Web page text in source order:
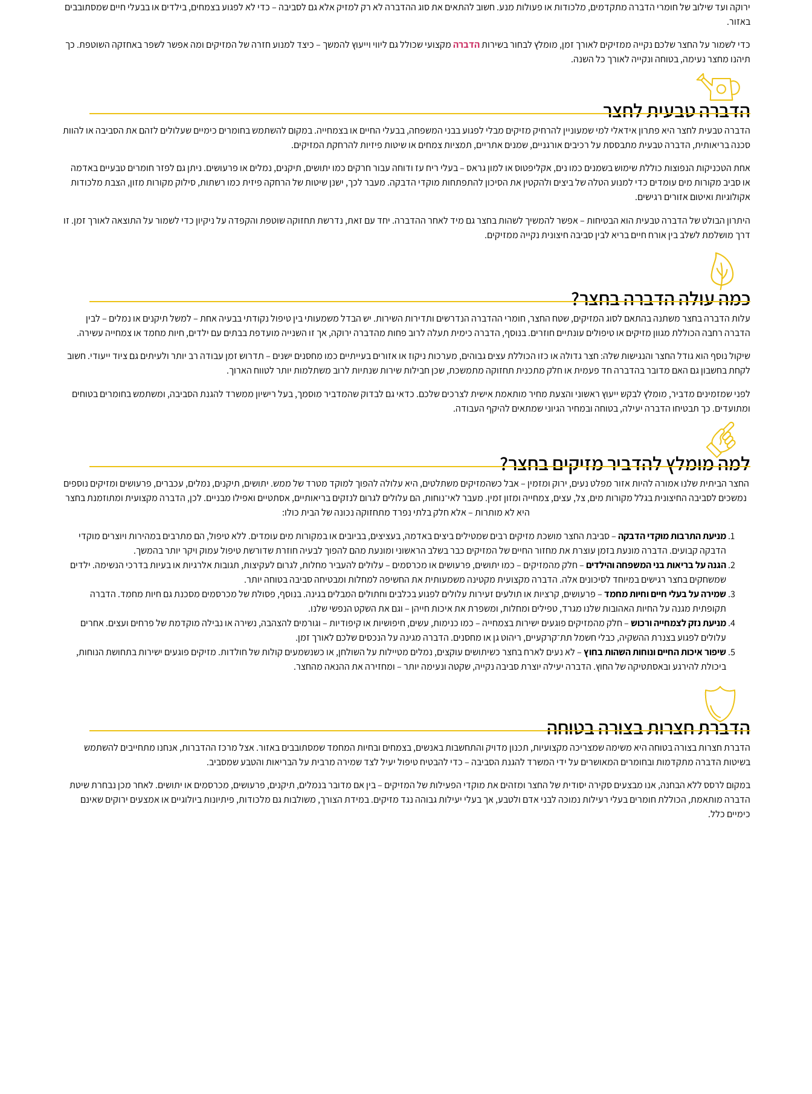
ירוקה ועד שילוב של חומרי הדברה מתקדמים, מלכודות או פעולות מנע. חשוב להתאים את סוג ההדברה לא רק למזיק אלא גם לסביבה – כדי לא לפגוע בצמחים, בילדים או בבעלי חיים שמסתובבים
באזור.
כדי לשמור על החצר שלכם נקייה ממזיקים לאורך זמן, מומלץ לבחור בשירותהדברהמקצועי שכולל גם ליווי וייעוץ להמשך – כיצד למנוע חזרה של המזיקים ומה אפשר לשפר באחזקה השוטפת. כך
תיהנו מחצר נעימה, בטוחה ונקייה לאורך כל השנה.
הדברה טבעית לחצר
הדברה טבעית לחצר היא פתרון אידאלי למי שמעוניין להרחיק מזיקים מבלי לפגוע בבני המשפחה, בבעלי החיים או בצמחייה. במקום להשתמש בחומרים כימיים שעלולים לזהם את הסביבה או להוות
סכנה בריאותית, הדברה טבעית מתבססת על רכיבים אורגניים, שמנים אתריים, תמציות צמחים או שיטות פיזיות להרחקת המזיקים.
אחת הטכניקות הנפוצות כוללת שימוש בשמנים כמו נים, אקליפטוס או למון גראס – בעלי ריח עז ודוחה עבור חרקים כמו יתושים, תיקנים, נמלים או פרעושים. ניתן גם לפזר חומרים טבעיים באדמה
או סביב מקורות מים עומדים כדי למנוע הטלה של ביצים ולהקטין את הסיכון להתפתחות מוקדי הדבקה. מעבר לכך, ישנן שיטות של הרחקה פיזית כמו רשתות, סילוק מקורות מזון, הצבת מלכודות
אקולוגיות ואיטום אזורים רגישים.
היתרון הבולט של הדברה טבעית הוא הבטיחות – אפשר להמשיך לשהות בחצר גם מיד לאחר ההדברה. יחד עם זאת, נדרשת תחזוקה שוטפת והקפדה על ניקיון כדי לשמור על התוצאה לאורך זמן. זו
דרך מושלמת לשלב בין אורח חיים בריא לבין סביבה חיצונית נקייה ממזיקים.
כמה עולה הדברה בחצר?
עלות הדברה בחצר משתנה בהתאם לסוג המזיקים, שטח החצר, חומרי ההדברה הנדרשים ותדירות השירות. יש הבדל משמעותי בין טיפול נקודתי בבעיה אחת – למשל תיקנים או נמלים – לבין
הדברה רחבה הכוללת מגוון מזיקים או טיפולים עונתיים חוזרים. בנוסף, הדברה כימית תעלה לרוב פחות מהדברה ירוקה, אך זו השנייה מועדפת בבתים עם ילדים, חיות מחמד או צמחייה עשירה.
שיקול נוסף הוא גודל החצר והנגישות שלה: חצר גדולה או כזו הכוללת עצים גבוהים, מערכות ניקוז או אזורים בעייתיים כמו מחסנים ישנים – תדרוש זמן עבודה רב יותר ולעיתים גם ציוד ייעודי. חשוב
לקחת בחשבון גם האם מדובר בהדברה חד פעמית או חלק מתכנית תחזוקה מתמשכת, שכן חבילות שירות שנתיות לרוב משתלמות יותר לטווח הארוך.
לפני שמזמינים מדביר, מומלץ לבקש ייעוץ ראשוני והצעת מחיר מותאמת אישית לצרכים שלכם. כדאי גם לבדוק שהמדביר מוסמך, בעל רישיון ממשרד להגנת הסביבה, ומשתמש בחומרים בטוחים
ומתועדים. כך תבטיחו הדברה יעילה, בטוחה ובמחיר הגיוני שמתאים להיקף העבודה.
למה מומלץ להדביר מזיקים בחצר?
החצר הביתית שלנו אמורה להיות אזור מפלט נעים, ירוק ומזמין – אבל כשהמזיקים משתלטים, היא עלולה להפוך למוקד מטרד של ממש. יתושים, תיקנים, נמלים, עכברים, פרעושים ומזיקים נוספים
נמשכים לסביבה החיצונית בגלל מקורות מים, צל, עצים, צמחייה ומזון זמין. מעבר לאי־נוחות, הם עלולים לגרום לנזקים בריאותיים, אסתטיים ואפילו מבניים. לכן, הדברה מקצועית ומתוזמנת בחצר
היא לא מותרות – אלא חלק בלתי נפרד מתחזוקה נכונה של הבית כולו:
מניעת התרבות מוקדי הדבקה– סביבת החצר מושכת מזיקים רבים שמטילים ביצים באדמה, בעציצים, בביובים או במקורות מים עומדים. ללא טיפול, הם מתרבים במהירות ויוצרים מוקדי
הדבקה קבועים. הדברה מונעת בזמן עוצרת את מחזור החיים של המזיקים כבר בשלב הראשוני ומונעת מהם להפוך לבעיה חוזרת שדורשת טיפול עמוק ויקר יותר בהמשך.
הגנה על בריאות בני המשפחה והילדים– חלק מהמזיקים – כמו יתושים, פרעושים או מכרסמים – עלולים להעביר מחלות, לגרום לעקיצות, תגובות אלרגיות או בעיות בדרכי הנשימה. ילדים
שמשחקים בחצר רגישים במיוחד לסיכונים אלה. הדברה מקצועית מקטינה משמעותית את החשיפה למחלות ומבטיחה סביבה בטוחה יותר.
שמירה על בעלי חיים וחיות מחמד– פרעושים, קרציות או תולעים זעירות עלולים לפגוע בכלבים וחתולים המבלים בגינה. בנוסף, פסולת של מכרסמים מסכנת גם חיות מחמד. הדברה
תקופתית מגנה על החיות האהובות שלנו מגרד, טפילים ומחלות, ומשפרת את איכות חייהן – וגם את השקט הנפשי שלנו.
מניעת נזק לצמחייה ורכוש– חלק מהמזיקים פוגעים ישירות בצמחייה – כמו כנימות, עשים, חיפושיות או קיפודיות – וגורמים להצהבה, נשירה או נבילה מוקדמת של פרחים ועצים. אחרים
עלולים לפגוע בצנרת ההשקיה, כבלי חשמל תת־קרקעיים, ריהוט גן או מחסנים. הדברה מגינה על הנכסים שלכם לאורך זמן.
שיפור איכות החיים ונוחות השהות בחוץ– לא נעים לארח בחצר כשיתושים עוקצים, נמלים מטיילות על השולחן, או כשנשמעים קולות של חולדות. מזיקים פוגעים ישירות בתחושת הנוחות,
ביכולת להירגע ובאסתטיקה של החוץ. הדברה יעילה יוצרת סביבה נקייה, שקטה ונעימה יותר – ומחזירה את ההנאה מהחצר.
הדברת חצרות בצורה בטוחה
הדברת חצרות בצורה בטוחה היא משימה שמצריכה מקצועיות, תכנון מדויק והתחשבות באנשים, בצמחים ובחיות המחמד שמסתובבים באזור. אצל מרכז ההדברות, אנחנו מתחייבים להשתמש
בשיטות הדברה מתקדמות ובחומרים המאושרים על ידי המשרד להגנת הסביבה – כדי להבטיח טיפול יעיל לצד שמירה מרבית על הבריאות והטבע שמסביב.
במקום לרסס ללא הבחנה, אנו מבצעים סקירה יסודית של החצר ומזהים את מוקדי הפעילות של המזיקים – בין אם מדובר בנמלים, תיקנים, פרעושים, מכרסמים או יתושים. לאחר מכן נבחרת שיטת
הדברה מותאמת, הכוללת חומרים בעלי רעילות נמוכה לבני אדם ולטבע, אך בעלי יעילות גבוהה נגד מזיקים. במידת הצורך, משולבות גם מלכודות, פיתיונות ביולוגיים או אמצעים ירוקים שאינם
כימיים כלל.